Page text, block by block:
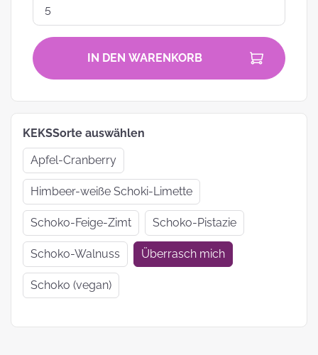
IN DEN WARENKORB
KEKSSorte auswählen
Apfel-Cranberry
Himbeer-weiße Schoki-Limette
Schoko-Feige-Zimt Schoko-Pistazie
Schoko-Walnuss Überrasch mich
Schoko (vegan)